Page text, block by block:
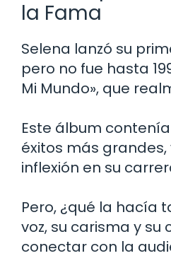
la Fama
Selena lanzó su
pero no fue hasta
Mi Mundo», que
Este álbum
éxitos más
inflexión en su
Pero, ¿qué la hacía
voz, su carisma y
conectar con la